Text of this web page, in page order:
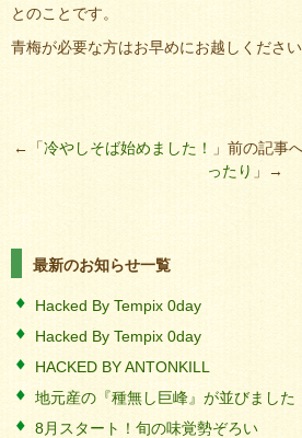
とのことです。
青梅が必要な方はお早めにお越しくださ
←「冷やしそば始めました！」前の記
ったり 」→
最新のお知らせ一覧
Hacked By Tempix 0day
Hacked By Tempix 0day
HACKED BY ANTONKILL
地元産の『種無し巨峰』が並びました
8月スタート！旬の味覚勢ぞろい